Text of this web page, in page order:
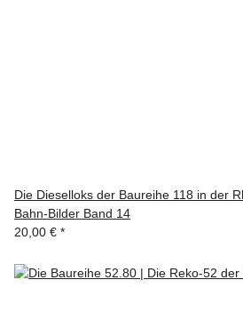
Die Dieselloks der Baureihe 118 in der
Bahn-Bilder Band 14
20,00 € *